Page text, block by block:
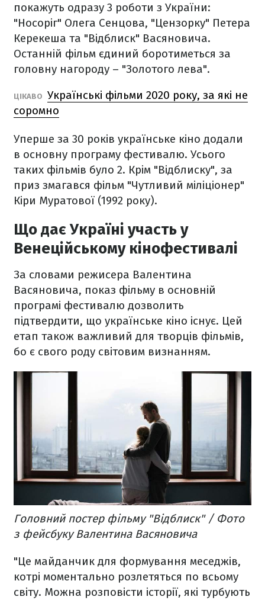
покажуть одразу 3 роботи з України:
"Носоріг" Олега Сенцова, "Цензорку" Петера
Керекеша та "Відблиск" Васяновича.
Останній фільм єдиний боротиметься за
головну нагороду – "Золотого лева".
ЦІКАВО Українські фільми 2020 року, за які не
соромно
Уперше за 30 років українське кіно додали
в основну програму фестивалю. Усього
таких фільмів було 2. Крім "Відблиску", за
приз змагався фільм "Чутливий міліціонер"
Кіри Муратової (1992 року).
Що дає Україні участь у
Венеційському кінофестивалі
За словами режисера Валентина
Васяновича, показ фільму в основній
програмі фестивалю дозволить
підтвердити, що українське кіно існує. Цей
етап також важливий для творців фільмів,
бо є свого роду світовим визнанням.
Головний постер фільму "Відблиск" / Фото
з фейсбуку Валентина Васяновича
"Це майданчик для формування меседжів,
котрі моментально розлетяться по всьому
світу. Можна розповісти історії, які турбують